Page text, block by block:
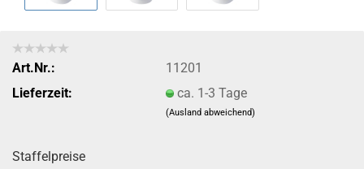
Art.Nr.:
11201
Lieferzeit:
ca. 1-3 Tage
(Ausland abweichend)
Staffelpreise